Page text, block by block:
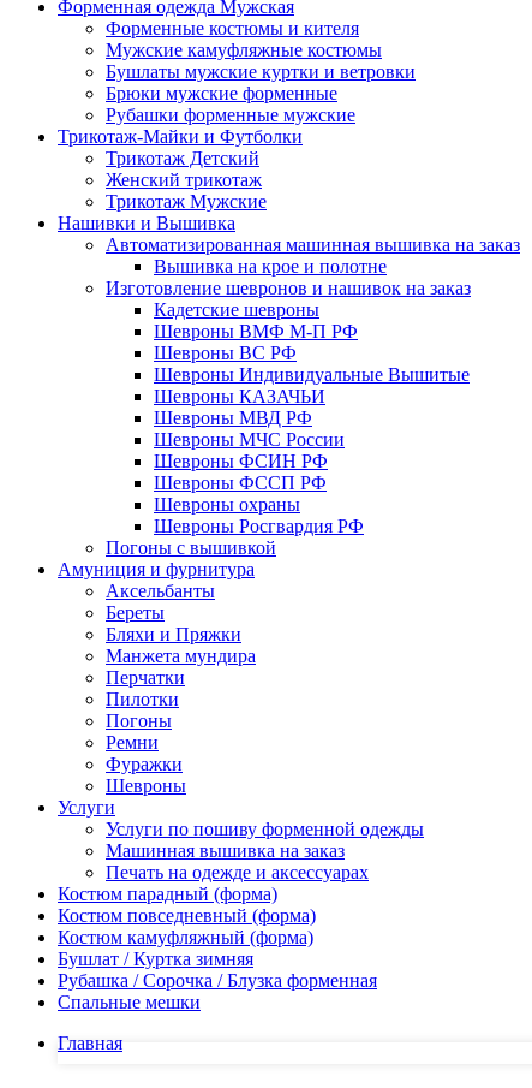
Форменная одежда Мужская
Форменные костюмы и кителя
Мужские камуфляжные костюмы
Бушлаты мужские куртки и ветровки
Брюки мужские форменные
Рубашки форменные мужские
Трикотаж-Майки и Футболки
Трикотаж Детский
Женский трикотаж
Трикотаж Мужские
Нашивки и Вышивка
Автоматизированная машинная вышивка на заказ
Вышивка на крое и полотне
Изготовление шевронов и нашивок на заказ
Кадетские шевроны
Шевроны ВМФ М-П РФ
Шевроны ВС РФ
Шевроны Индивидуальные Вышитые
Шевроны КАЗАЧЬИ
Шевроны МВД РФ
Шевроны МЧС России
Шевроны ФСИН РФ
Шевроны ФССП РФ
Шевроны охраны
Шевроны Росгвардия РФ
Погоны с вышивкой
Амуниция и фурнитура
Аксельбанты
Береты
Бляхи и Пряжки
Манжета мундира
Перчатки
Пилотки
Погоны
Ремни
Фуражки
Шевроны
Услуги
Услуги по пошиву форменной одежды
Машинная вышивка на заказ
Печать на одежде и аксессуарах
Костюм парадный (форма)
Костюм повседневный (форма)
Костюм камуфляжный (форма)
Бушлат / Куртка зимняя
Рубашка / Сорочка / Блузка форменная
Спальные мешки
Главная